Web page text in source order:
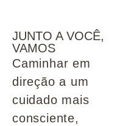
JUNTO A VOCÊ,
VAMOS
Caminhar em
direção a um
cuidado mais
consciente,